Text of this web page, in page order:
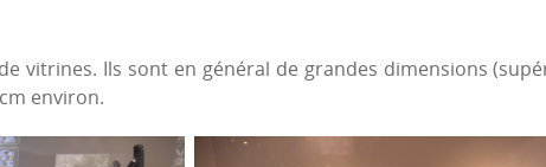
vitrines. Ils sont en général de grandes dimensions
environ.